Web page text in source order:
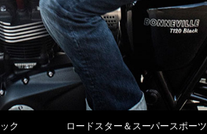
ク ロードスター＆スーパースポーツ